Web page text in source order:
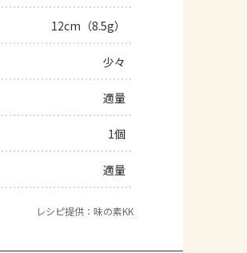
AJINOMOTO PARK とは
12cm（8.5g）
少々
適量
1個
適量
レシピ提供：味の素KK